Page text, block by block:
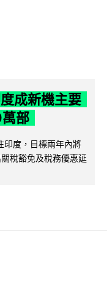
成新機主要
部
度，目標兩年內將
稅豁免及稅務優惠延